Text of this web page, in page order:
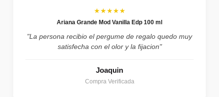
★★★★★
Ariana Grande Mod Vanilla Edp 100 ml
"La persona recibio el pergume de regalo quedo muy
satisfecha con el olor y la fijacion"
Joaquin
Compra Verificada